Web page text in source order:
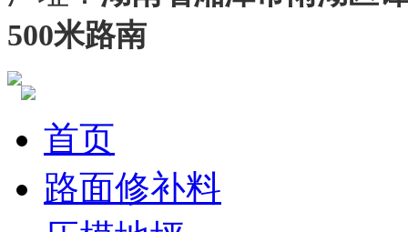
500米路南
首页
路面修补料